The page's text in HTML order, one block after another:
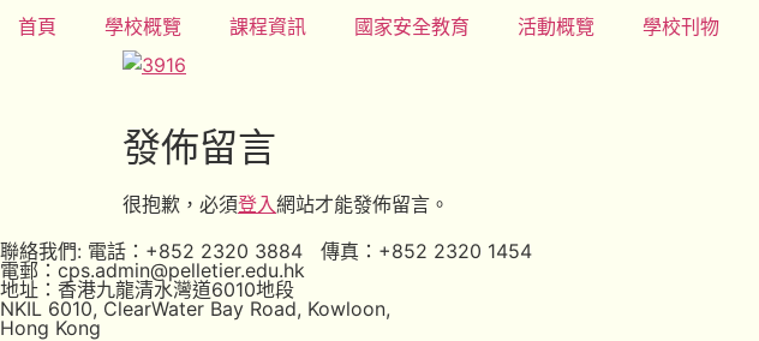
首頁 學校概覽 課程資訊 國家安全教育 活動概覽 學校刊物
發佈留言
很抱歉，必須登入網站才能發佈留言。
聯絡我們: 電話：+852 2320 3884 傳真：+852 2320 1454
電郵：cps.admin@pelletier.edu.hk
地址：香港九龍清水灣道6010地段
NKIL 6010, ClearWater Bay Road, Kowloon,
Hong Kong